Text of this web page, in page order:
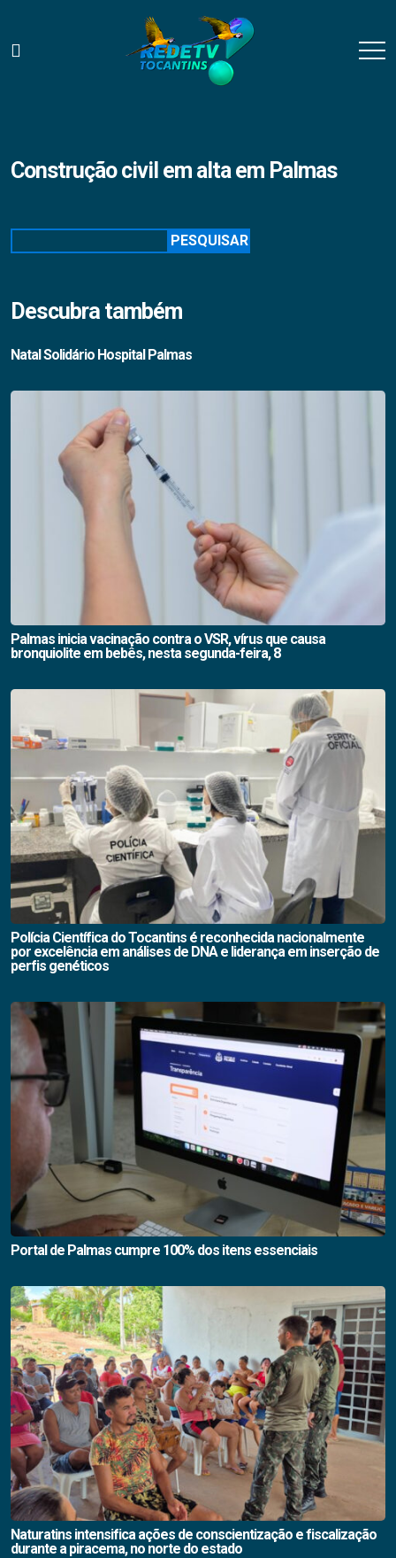
Construção civil em alta em Palmas
PESQUISAR
Descubra também
Natal Solidário Hospital Palmas
Palmas inicia vacinação contra o VSR, vírus que causa
bronquiolite em bebês, nesta segunda-feira, 8
Polícia Científica do Tocantins é reconhecida nacionalmente
por excelência em análises de DNA e liderança em inserção de
perfis genéticos
Portal de Palmas cumpre 100% dos itens essenciais
Naturatins intensifica ações de conscientização e fiscalização
durante a piracema, no norte do estado